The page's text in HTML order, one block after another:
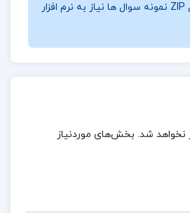
مجموعه، با نثر زیبا و توصیفات
با چالش‌ها و دشمنان جدیدی
کتاب، علاوه بر روایت
و تعلیق، به بررسی موضوعاتی
و قدرت پرداخته و پیام‌های
تجربه‌ای لذت‌بخش و
برای باز کردن فایل ZIP نمونه سوال ها نیاز به نرم افزار
نخواهد شد. بخش‌های موردنیاز